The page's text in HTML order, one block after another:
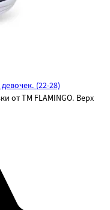
(22-28)
от ТМ FLAMINGO. Верх